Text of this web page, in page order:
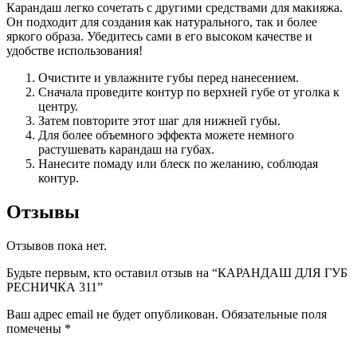
Карандаш легко сочетать с другими средствами для макияжа.
Он подходит для создания как натурального, так и более
яркого образа. Убедитесь сами в его высоком качестве и
удобстве использования!
Очистите и увлажните губы перед нанесением.
Сначала проведите контур по верхней губе от уголка к
центру.
Затем повторите этот шаг для нижней губы.
Для более объемного эффекта можете немного
растушевать карандаш на губах.
Нанесите помаду или блеск по желанию, соблюдая
контур.
Отзывы
Отзывов пока нет.
Будьте первым, кто оставил отзыв на “КАРАНДАШ ДЛЯ ГУБ
РЕСНИЧКА 311”
Ваш адрес email не будет опубликован. Обязательные поля
помечены *